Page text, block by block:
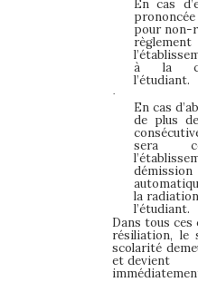
En cas
pour non-
à la
l’étudiant.
·
En cas
de plus
sera
la
l’étudiant.
Dans tous ces
résiliation, le
scolarité
et devient